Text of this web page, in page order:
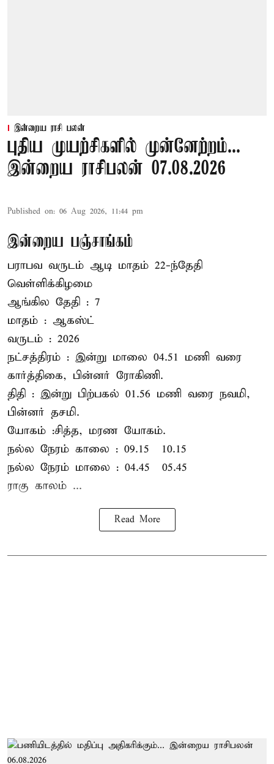
இன்றைய ராசி பலன்
புதிய முயற்சிகளில் முன்னேற்றம்...
இன்றைய ராசிபலன் 07.08.2026
Published on: 06 Aug 2026, 11:44 pm
இன்றைய பஞ்சாங்கம்
பராபவ வருடம் ஆடி மாதம் 22-ந்தேதி
வெள்ளிக்கிழமை
ஆங்கில தேதி : 7
மாதம் : ஆகஸ்ட்
வருடம் : 2026
நட்சத்திரம் : இன்று மாலை 04.51 மணி வரை
கார்த்திகை, பின்னர் ரோகிணி.
திதி : இன்று பிற்பகல் 01.56 மணி வரை நவமி,
பின்னர் தசமி.
யோகம் :சித்த, மரண யோகம்.
நல்ல நேரம் காலை : 09.15 – 10.15
நல்ல நேரம் மாலை : 04.45 – 05.45
ராகு காலம் ...
Read More